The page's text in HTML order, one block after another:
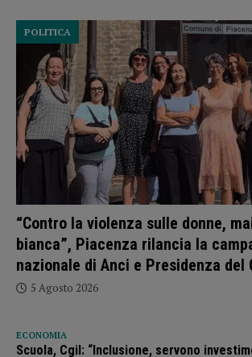
“Contro la violenza sulle donne,
bianca”, Piacenza rilancia la
nazionale di Anci e Presidenza del
POLITICA
5 Agosto 2026
ECONOMIA
Scuola, Cgil: “Inclusione, servono